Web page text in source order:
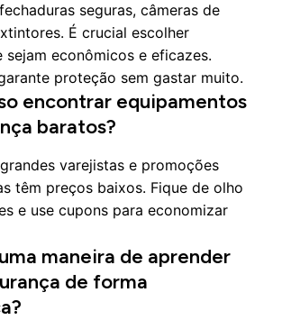
seguras, câmeras de
É crucial escolher
sejam econômicos e eficazes.
proteção sem gastar muito.
encontrar equipamentos
baratos?
varejistas e promoções
têm preços baixos. Fique de olho
e use cupons para economizar
maneira de aprender
de forma